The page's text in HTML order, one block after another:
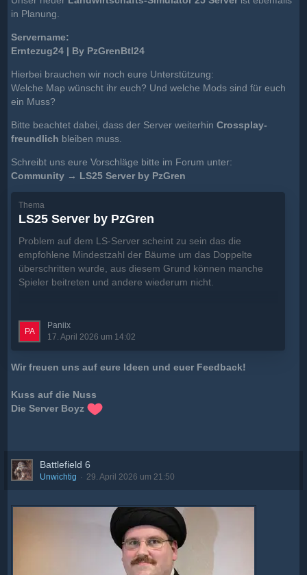
in Planung.
Servername:
Erntezug24 | By PzGrenBtl24
Hierbei brauchen wir noch eure Unterstützung:
Welche Map wünscht ihr euch? Und welche Mods sind für euch
ein Muss?
Bitte beachtet dabei, dass der Server weiterhin Crossplay-
freundlich bleiben muss.
Schreibt uns eure Vorschläge bitte im Forum unter:
Community → LS25 Server by PzGren
Thema
LS25 Server by PzGren
Problem auf dem LS-Server scheint zu sein das die
empfohlene Mindestzahl der Bäume um das Doppelte
überschritten wurde, aus diesem Grund können manche
Spieler beitreten und andere wiederum nicht.
TreePlantManager - NumTrees 28301 (0 split) /
MaxNumTrees: 10000
Da ich euch Banausen kenne haben wir gerade die LS25-
Maps zu suchen auf den Vanilla zu spielen mit coolen
Mods, anstatt Zeit zu verschwenden Maps…
Paniix
17. April 2026 um 14:02
Wir freuen uns auf eure Ideen und euer Feedback!
Kuss auf die Nuss
Die Server Boyz
Battlefield 6
Unwichtig 29. April 2026 um 21:50